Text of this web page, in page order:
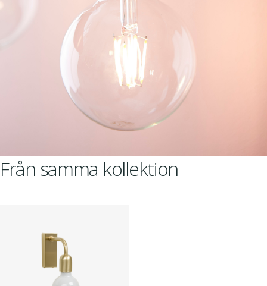
Från samma kollektion